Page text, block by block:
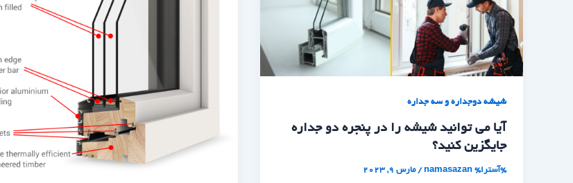
شیشه دوجداره و سه جداره
آیا می توانید شیشه را در پنجره دو جداره
جایگزین کنید؟
%آسترا% namasazan
/مارس 9, 2023